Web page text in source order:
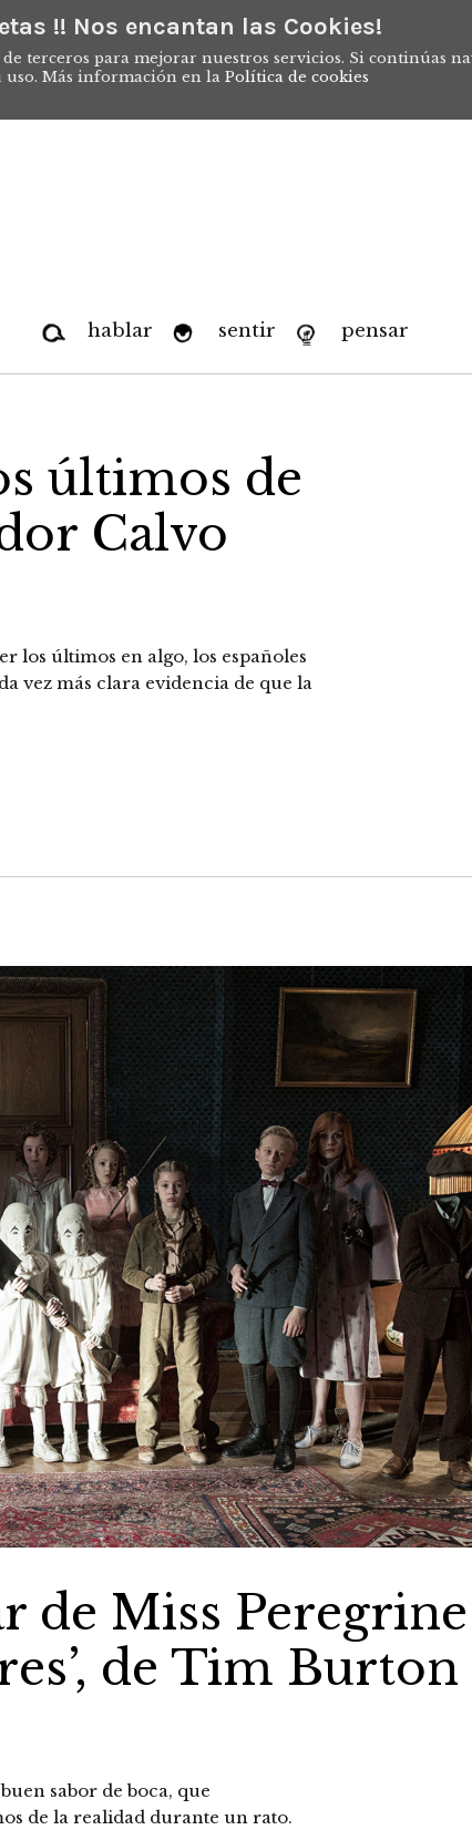
!! Nos encantan las Cookies!
terceros para mejorar nuestros servicios. Si continúas
uso. Más información en la Política de cookies
hablar sentir pensar
últimos de
Calvo
los últimos en algo, los españoles
vez más clara evidencia de que la
de Miss Peregrine
de Tim Burton
sabor de boca, que
de la realidad durante un rato.